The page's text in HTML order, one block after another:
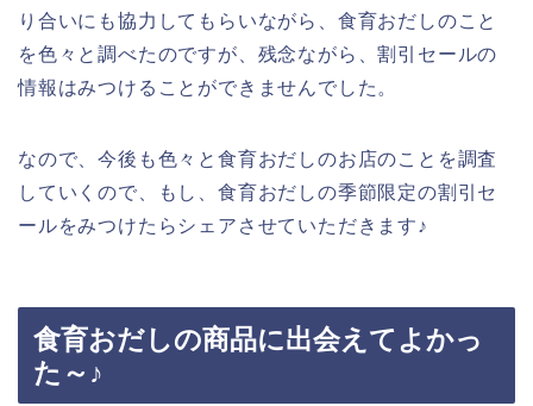
り合いにも協力してもらいながら、食育おだしのこと
を色々と調べたのですが、残念ながら、割引セールの
情報はみつけることができませんでした。
なので、今後も色々と食育おだしのお店のことを調査
していくので、もし、食育おだしの季節限定の割引セ
ールをみつけたらシェアさせていただきます♪
食育おだしの商品に出会えてよかっ
た～♪